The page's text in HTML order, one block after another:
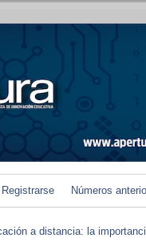
Registrarse Números
a distancia: la